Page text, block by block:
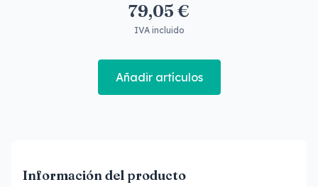
79,05 €
IVA incluido
Añadir artículos
Información del producto